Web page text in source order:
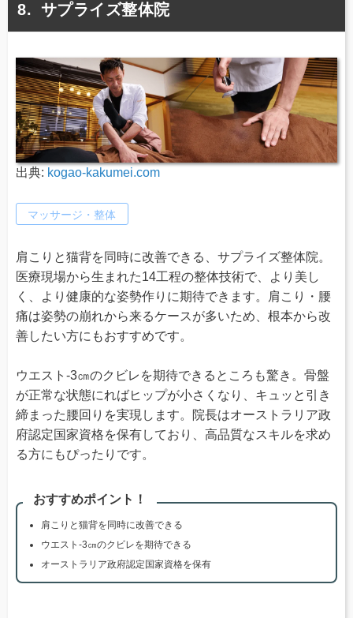
サプライズ整体院
出典: kogao-kakumei.com
マッサージ・整体
肩こりと猫背を同時に改善できる、サプライズ整体院。
医療現場から生まれた14工程の整体技術で、より美し
く、より健康的な姿勢作りに期待できます。肩こり・腰
痛は姿勢の崩れから来るケースが多いため、根本から改
善したい方にもおすすめです。
ウエスト-3㎝のクビレを期待できるところも驚き。骨盤
が正常な状態にればヒップが小さくなり、キュッと引き
締まった腰回りを実現します。院長はオーストラリア政
府認定国家資格を保有しており、高品質なスキルを求め
る方にもぴったりです。
おすすめポイント！
肩こりと猫背を同時に改善できる
ウエスト-3㎝のクビレを期待できる
オーストラリア政府認定国家資格を保有